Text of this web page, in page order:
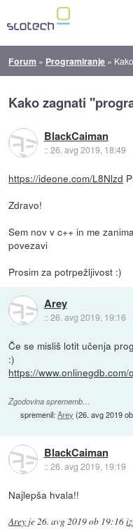
Forum » Programiranje »
Kako zagnati
BlackCaiman
::26. avg 2019, 18:49
https://ideone.com/L8Nlzd
Zdravo!
Sem nov v c++ in me
povezavi
Prosim za potrpežljivost :)
Arey
::26. avg 2019, 19:16
Če se misliš lotit učenja
:)
https://www.onlinegdb.com/
Zgodovina sprememb…
spremenil:Arey (26. avg 2019
BlackCaiman
::26. avg 2019, 19:19
Najlepša hvala!!
Arey je26. avg 2019 ob 19:16